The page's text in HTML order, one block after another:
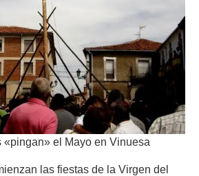
«pingan» el Mayo en Vinuesa
las fiestas de la Virgen del